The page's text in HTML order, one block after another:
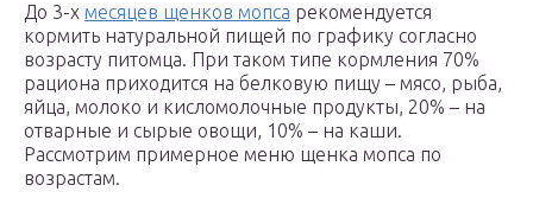
До 3-х месяцев щенков мопса рекомендуется
кормить натуральной пищей по графику согласно
возрасту питомца. При таком типе кормления 70%
рациона приходится на белковую пищу – мясо, рыба,
яйца, молоко и кисломолочные продукты, 20% – на
отварные и сырые овощи, 10% – на каши.
Рассмотрим примерное меню щенка мопса по
возрастам.